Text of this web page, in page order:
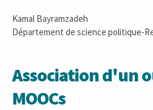
Kamal Bayramzadeh
Département de science politique-
Association d'un
MOOCs